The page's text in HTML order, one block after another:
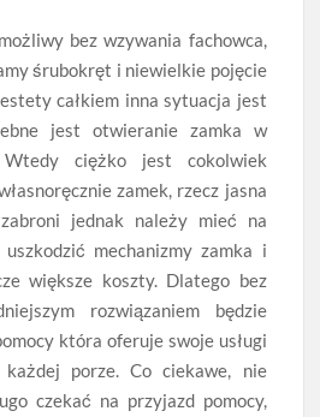
bez wzywania fachowca,
śrubokręt i niewielkie pojęcie
całkiem inna sytuacja jest
jest otwieranie zamka w
ciężko jest cokolwiek
zamek, rzecz jasna
jednak należy mieć na
mechanizmy zamka i
większe koszty. Dlatego bez
rozwiązaniem będzie
która oferuje swoje usługi
porze. Co ciekawe, nie
czekać na przyjazd pomocy,